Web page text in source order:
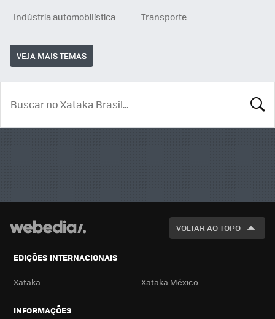
Indústria automobilística
Transporte
VEJA MAIS TEMAS
VOLTAR AO TOPO
EDIÇÕES INTERNACIONAIS
Xataka Xataka México
INFORMAÇÕES